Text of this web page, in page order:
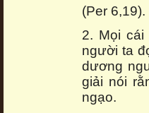
(Per
2. Mọi
người ta
dương
giải nói
ngạo.